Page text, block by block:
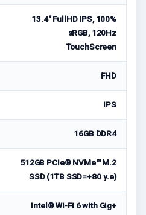
13.4" FullHD IPS, 100%
sRGB, 120Hz
TouchScreen
FHD
IPS
16GB DDR4
512GB PCIe® NVMe™ M.2
SSD (1TB SSD=+80 у.е)
Intel® Wi-Fi 6 with Gig+